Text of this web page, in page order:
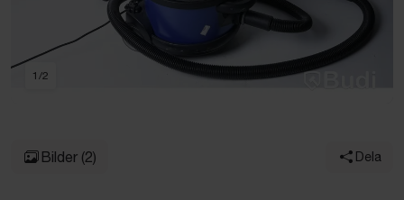
1 /2
Bilder (2) Dela